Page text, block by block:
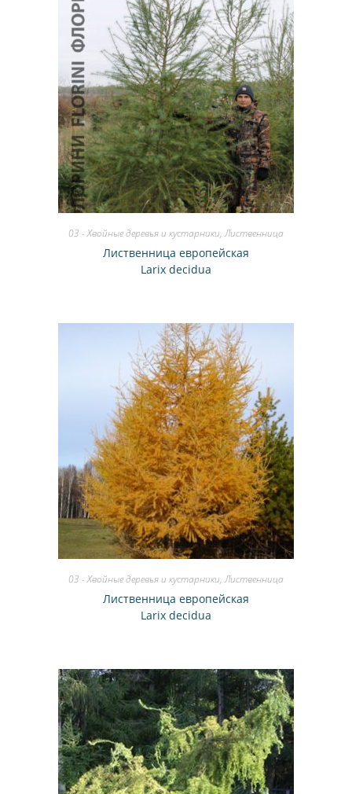
03 - Хвойные деревья и кустарники,Лиственница
Лиственница европейская
Larix decidua
03 - Хвойные деревья и кустарники,Лиственница
Лиственница европейская
Larix decidua